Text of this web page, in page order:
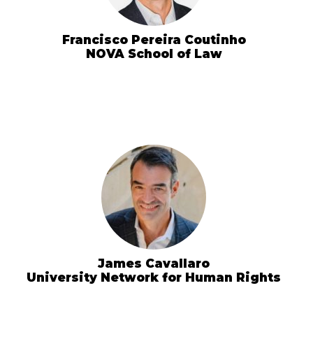
Francisco Pereira Coutinho
NOVA School of Law
James Cavallaro
University Network for Human Rights